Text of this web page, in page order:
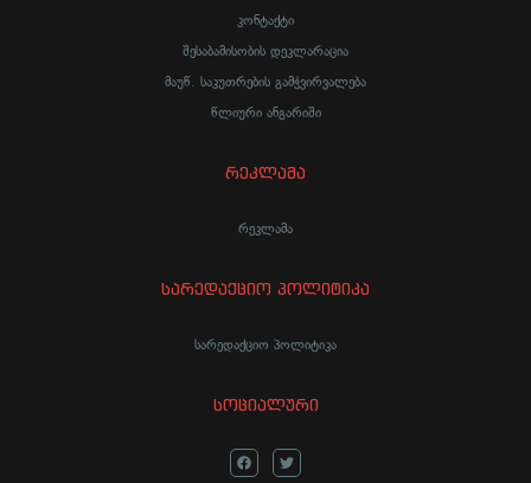
კონტაქტი
შესაბამისობის დეკლარაცია
მაუწ. საკუთრების გამჭვირვალება
წლიური ანგარიში
რეკლამა
რეკლამა
სარედაქციო პოლიტიკა
სარედაქციო პოლიტიკა
სოციალური